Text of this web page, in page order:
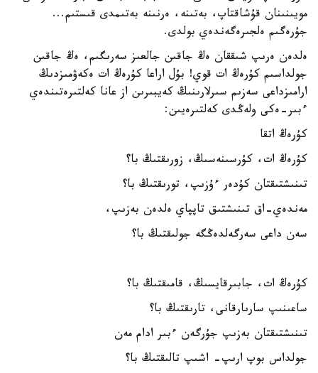
مويىنىنان قۇشاقتاپ، بەتىنە، ەرنىنە بەتىمدى قىستىم...
جۇرەگىم ەلجىرەگەندەي بولدى.
ەلدەن ەرىپ شىققان ەڭ جاقىن جالعىز سەرىگىم، ەڭ جاقىن
جولداسىم كۇرەڭ ات قوي! بۇل اراعا كۇرەڭ ات ەكەۋمىزدىڭ
ارامىزداعى سەزىم سىرلارىنىڭ كەيبىرىن از عانا كەلتىرەتىندەي
ءبىر-ەكى ولەڭدى كەلتىرەيىن:
كۇرەڭ اتقا
كۇرەڭ ات، كۇرسىنەسىڭ، زورىقتىڭ با؟
تىنىشتىقتان كۇدەر ءۇزىپ، تورىقتىڭ با؟
مەندەي-اق تىنىشتىق تاپپاي ەلدەن بەزىپ،
سەن داعى سەرگەلدەڭگە جولىقتىڭ با؟
كۇرەڭ ات، جابىرقايسىڭ، قامىقتىڭ با؟
ساعىنىپ سارىارقانى، تارىقتىڭ با؟
تىنىشتىقتان بەزىپ جۇرگەن ءبىر ادام مەن
جولداس بوپ ارىپ- اشىپ تالىقتىڭ با؟